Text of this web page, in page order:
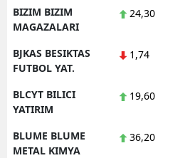
BIZIM BIZIM
MAGAZALARI
24,30
BJKAS BESIKTAS
FUTBOL YAT.
1,74
BLCYT BILICI
YATIRIM
19,60
BLUME BLUME
METAL KIMYA
36,20